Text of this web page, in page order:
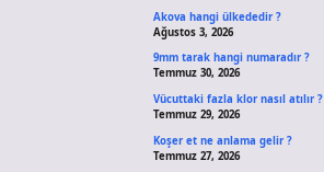
Akova hangi ülkededir ?
Ağustos 3, 2026
9mm tarak hangi numaradır ?
Temmuz 30, 2026
Vücuttaki fazla klor nasıl atılır ?
Temmuz 29, 2026
Koşer et ne anlama gelir ?
Temmuz 27, 2026